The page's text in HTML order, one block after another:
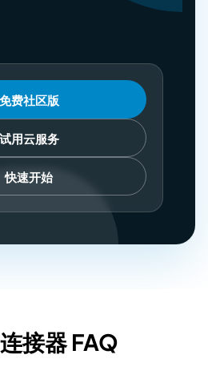
免费社区版
试用云服务
快速开始
接器 FAQ